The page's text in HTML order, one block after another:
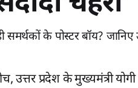
समर्थकों के पोस्टर बॉय?
उत्तर प्रदेश के मुख्यमंत्री